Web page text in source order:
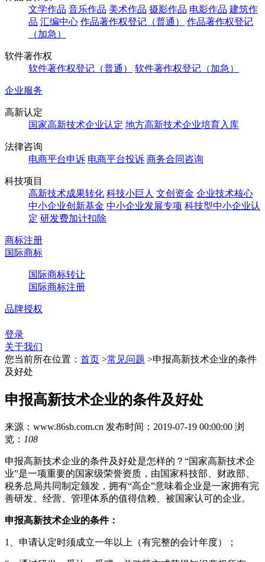
文学作品 音乐作品 美术作品 摄影作品 电影作品 建筑作
品 汇编中心 作品著作权登记（普通）
作品著作权登记
（加急）
软件著作权
软件著作权登记（普通）
软件著作权登记（加急）
企业服务
高新认定
国家高新技术企业认定 地方高新技术企业培育入库
法律咨询
电商平台申诉 电商平台投诉 商务合同咨询
科技项目
高新技术成果转化 科技小巨人 文创资金 企业技术核心
中小企业创新基金 中小企业发展专项 科技型中小企业认
定 研发费加计扣除
商标注册
国际商标
国际商标转让
国际商标注册
品牌授权
登录
关于我们
您当前所在位置： 首页 >常见问题 >申报高新技术企业的条件
及好处
申报高新技术企业的条件及好处
来源：www.86sb.com.cn 发布时间：2019-07-19 00:00:00 浏
览： 108
申报高新技术企业的条件及好处是怎样的？“国家高新技术企
业”是一项重要的国家级荣誉资质，由国家科技部、财政部、
税务总局共同制定颁发，拥有“高企”意味着企业是一家拥有完
善研发、经营、管理体系的值得信赖、被国家认可的企业。
申报高新技术企业的条件：
1、申请认定时须成立一年以上（有完整的会计年度）；